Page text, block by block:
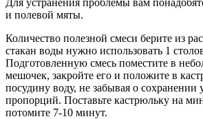
и полевой мяты.
Количество полезной смеси берите из
стакан воды нужно использовать 1
Подготовленную смесь поместите в
мешочек, закройте его и положите в
посудину воду, не забывая о сохранении
пропорций. Поставьте кастрюльку на
потомите 7-10 минут.